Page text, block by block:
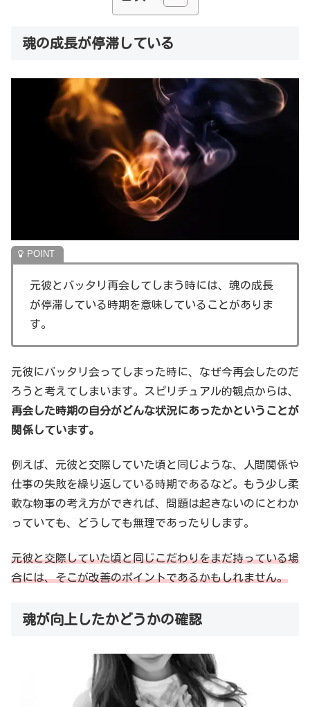
魂の成長が停滞している
元彼とバッタリ再会してしまう時には、魂の成長
が停滞している時期を意味していることがありま
す。
元彼にバッタリ会ってしまった時に、なぜ今再会したのだ
ろうと考えてしまいます。スピリチュアル的観点からは、
再会した時期の自分がどんな状況にあったかということが
関係しています。
例えば、元彼と交際していた頃と同じような、人間関係や
仕事の失敗を繰り返している時期であるなど。もう少し柔
軟な物事の考え方ができれば、問題は起きないのにとわか
っていても、どうしても無理であったりします。
元彼と交際していた頃と同じこだわりをまだ持っている場
合には、そこが改善のポイントであるかもしれません。
魂が向上したかどうかの確認